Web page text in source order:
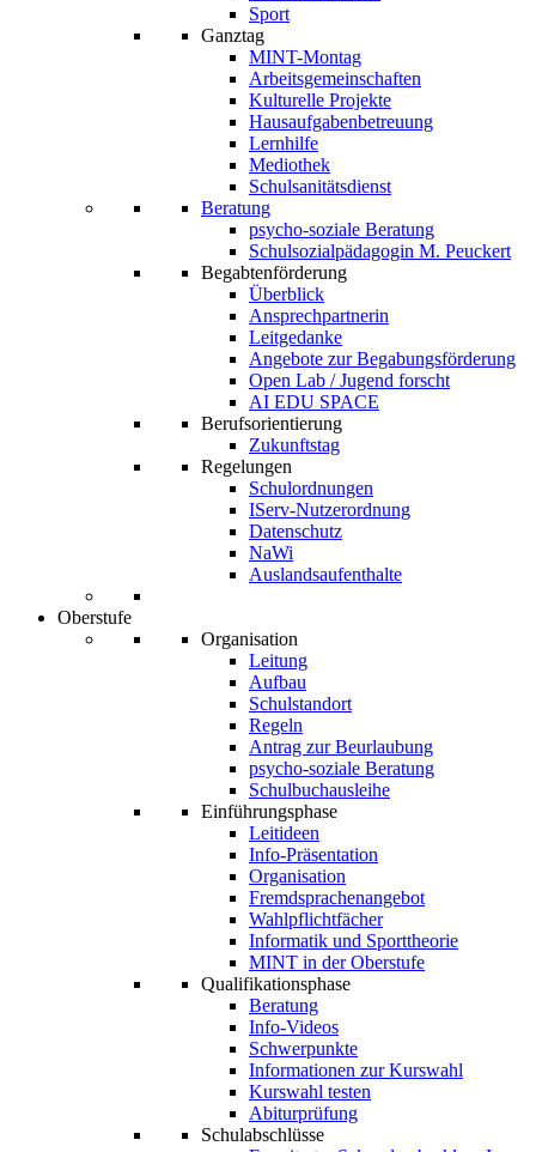
Sport
Ganztag
MINT-Montag
Arbeitsgemeinschaften
Kulturelle Projekte
Hausaufgabenbetreuung
Lernhilfe
Mediothek
Schulsanitätsdienst
Beratung
psycho-soziale Beratung
Schulsozialpädagogin M. Peuckert
Begabtenförderung
Überblick
Ansprechpartnerin
Leitgedanke
Angebote zur Begabungsförderung
Open Lab / Jugend forscht
AI EDU SPACE
Berufsorientierung
Zukunftstag
Regelungen
Schulordnungen
IServ-Nutzerordnung
Datenschutz
NaWi
Auslandsaufenthalte
Oberstufe
Organisation
Leitung
Aufbau
Schulstandort
Regeln
Antrag zur Beurlaubung
psycho-soziale Beratung
Schulbuchausleihe
Einführungsphase
Leitideen
Info-Präsentation
Organisation
Fremdsprachenangebot
Wahlpflichtfächer
Informatik und Sporttheorie
MINT in der Oberstufe
Qualifikationsphase
Beratung
Info-Videos
Schwerpunkte
Informationen zur Kurswahl
Kurswahl testen
Abiturprüfung
Schulabschlüsse